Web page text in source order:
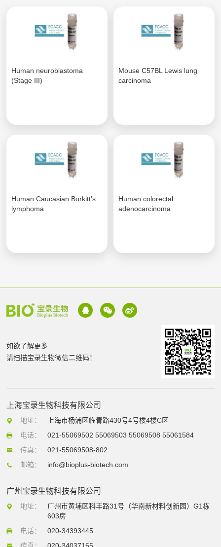
Human neuroblastoma
(Stage III)
Mouse C57BL Lewis lung
carcinoma
Human Caucasian Burkitt’s
lymphoma
Human colorectal
adenocarcinoma
如欲了解更多
请扫描宝录生物微信二维码！
上海宝录生物科技有限公司
地址：
上海市杨浦区临青路430号4号楼4楼C区
电话：
021-55069502 55069503 55069508 55061584
传真：
021-55069508-802
邮箱：
info@bioplus-biotech.com
广州宝录生物科技有限公司
地址：
广州市黄埔区科丰路31号（华南新材料创新园）G1栋
603房
电话：
020-34393445